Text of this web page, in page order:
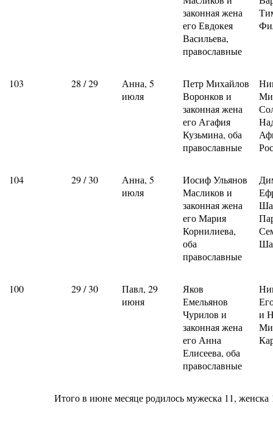
законная жена
его Евдокея
Васильева,
православные
103 28 / 29
Анна, 5
июля
Петр Михайлов
Воронков и
законная жена
его Агафия
Кузьмина, оба
православные
104 29 / 30
Анна, 5
июля
Иосиф Ульянов
Масликов и
законная жена
его Мария
Корнилиева,
оба
православные
100 29 / 30
Павл, 29
июня
Яков
Емельянов
Чурилов и
законная жена
его Анна
Елисеева, оба
православные
и
Итого в июне месяце родилось мужеска 11, женска